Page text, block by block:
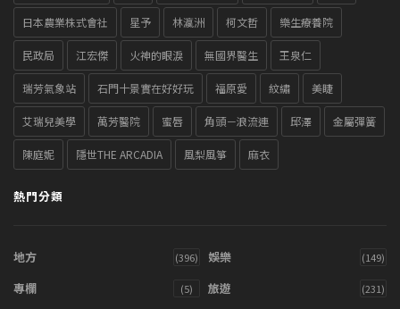
日本農業株式會社 星予 林瀛洲 柯文哲 樂生療養院
民政局 江宏傑 火神的眼淚 無國界醫生 王泉仁
瑞芳氣象站 石門十景實在好好玩 福原愛 紋繡 美睫
艾瑞兒美學 萬芳醫院 蜜唇 角頭－浪流連 邱澤 金屬彈簧
陳庭妮 隱世THE ARCADIA 風梨風箏 麻衣
熱門分類
地方 (396) 娛樂 (149)
專欄 (5) 旅遊 (231)